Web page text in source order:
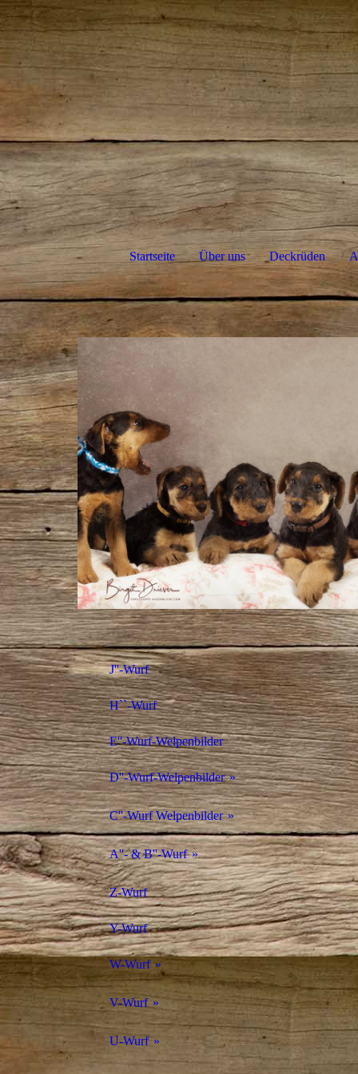
Startseite Über uns Deckrüden
J''-Wurf
H``-Wurf
E''-Wurf-Welpenbilder
D''-Wurf-Welpenbilder
D''-Wurf-Ankündigung
C''-Wurf Welpenbilder
C''-Wurf Ankündigung
A''- & B''-Wurf
A''- & B''-Wurfankündigung
Z-Wurf
Y-Wurf
W-Wurf
W-Welpenbilder
V-Wurf
V-Welpenbilder
U-Wurf